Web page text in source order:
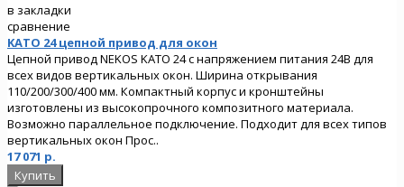
в закладки
сравнение
KATO 24 цепной привод для окон
Цепной привод NEKOS KATO 24 с напряжением питания 24В для
всех видов вертикальных окон. Ширина открывания
110/200/300/400 мм. Компактный корпус и кронштейны
изготовлены из высокопрочного композитного материала.
Возможно параллельное подключение. Подходит для всех типов
вертикальных окон Прос..
17 071 р.